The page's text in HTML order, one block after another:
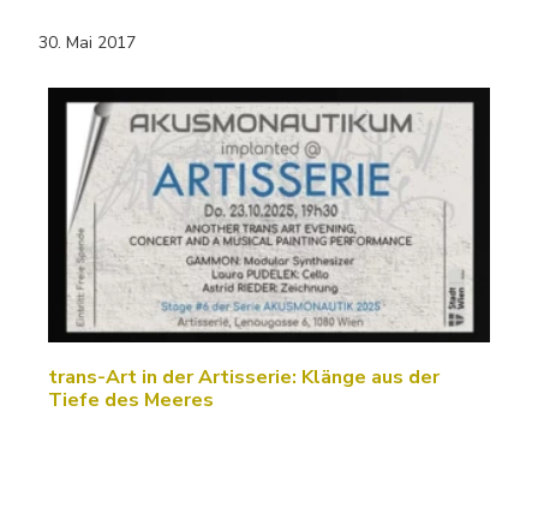
30. Mai 2017
trans-Art in der Artisserie: Klänge aus der
Tiefe des Meeres